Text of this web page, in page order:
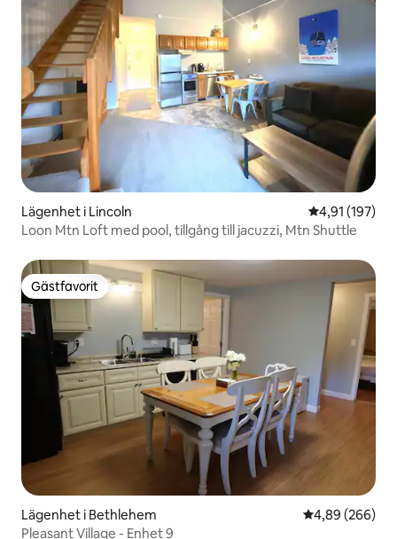
Lägenhet i Lincoln 4,91 av 5 i
4,91 (197)
Loon Mtn Loft med pool, tillgång till jacuzzi, Mtn Shuttle
Gästfavorit
Gästfavorit
Lägenhet i Bethlehem 4,89 av 5 i
4,89 (266)
Pleasant Village - Enhet 9